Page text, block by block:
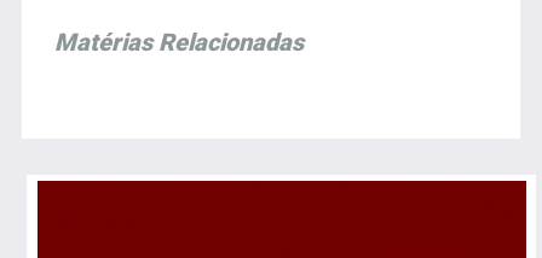
Matérias Relacionadas